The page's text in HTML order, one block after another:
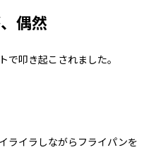
偶然
で叩き起こされました。
ライラしながらフライパンを